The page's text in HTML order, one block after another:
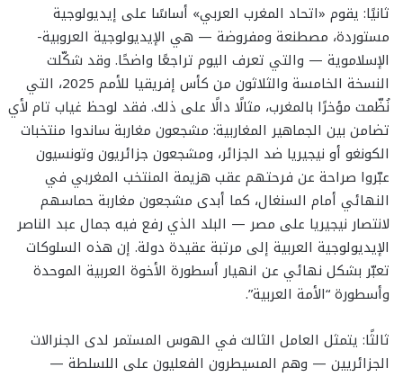
ثانيًا: يقوم «اتحاد المغرب العربي» أساسًا على إيديولوجية
مستوردة، مصطنعة ومفروضة — هي الإيديولوجية العروبية-
الإسلاموية — والتي تعرف اليوم تراجعًا واضحًا. وقد شكّلت
النسخة الخامسة والثلاثون من كأس إفريقيا للأمم 2025، التي
نُظّمت مؤخرًا بالمغرب، مثالًا دالًا على ذلك. فقد لوحظ غياب تام لأي
تضامن بين الجماهير المغاربية: مشجعون مغاربة ساندوا منتخبات
الكونغو أو نيجيريا ضد الجزائر، ومشجعون جزائريون وتونسيون
عبّروا صراحة عن فرحتهم عقب هزيمة المنتخب المغربي في
النهائي أمام السنغال، كما أبدى مشجعون مغاربة حماسهم
لانتصار نيجيريا على مصر — البلد الذي رفع فيه جمال عبد الناصر
الإيديولوجية العربية إلى مرتبة عقيدة دولة. إن هذه السلوكات
تعبّر بشكل نهائي عن انهيار أسطورة الأخوة العربية الموحدة
وأسطورة “الأمة العربية”.
ثالثًا: يتمثل العامل الثالث في الهوس المستمر لدى الجنرالات
الجزائريين — وهم المسيطرون الفعليون على اللسلطة —